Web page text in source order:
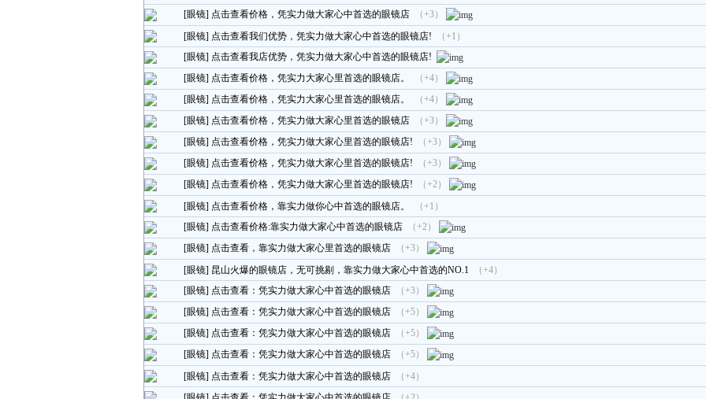
[眼镜] 点击查看价格，凭实力做大家心中首选的眼镜店
（+3）
[眼镜] 点击查看我们优势，凭实力做大家心中首选的眼镜店!
（+1）
[眼镜] 点击查看我店优势，凭实力做大家心中首选的眼镜店!
[眼镜] 点击查看价格，凭实力大家心里首选的眼镜店。
（+4）
[眼镜] 点击查看价格，凭实力大家心里首选的眼镜店。
（+4）
[眼镜] 点击查看价格，凭实力做大家心里首选的眼镜店
（+3）
[眼镜] 点击查看价格，凭实力做大家心里首选的眼镜店!
（+3）
[眼镜] 点击查看价格，凭实力做大家心里首选的眼镜店!
（+3）
[眼镜] 点击查看价格，凭实力做大家心里首选的眼镜店!
（+2）
[眼镜] 点击查看价格，靠实力做你心中首选的眼镜店。
（+1）
[眼镜] 点击查看价格:靠实力做大家心中首选的眼镜店
（+2）
[眼镜] 点击查看，靠实力做大家心里首选的眼镜店
（+3）
[眼镜] 昆山火爆的眼镜店，无可挑剔，靠实力做大家心中首选的NO.1
（+4）
[眼镜] 点击查看：凭实力做大家心中首选的眼镜店
（+3）
[眼镜] 点击查看：凭实力做大家心中首选的眼镜店
（+5）
[眼镜] 点击查看：凭实力做大家心中首选的眼镜店
（+5）
[眼镜] 点击查看：凭实力做大家心中首选的眼镜店
（+5）
[眼镜] 点击查看：凭实力做大家心中首选的眼镜店
（+4）